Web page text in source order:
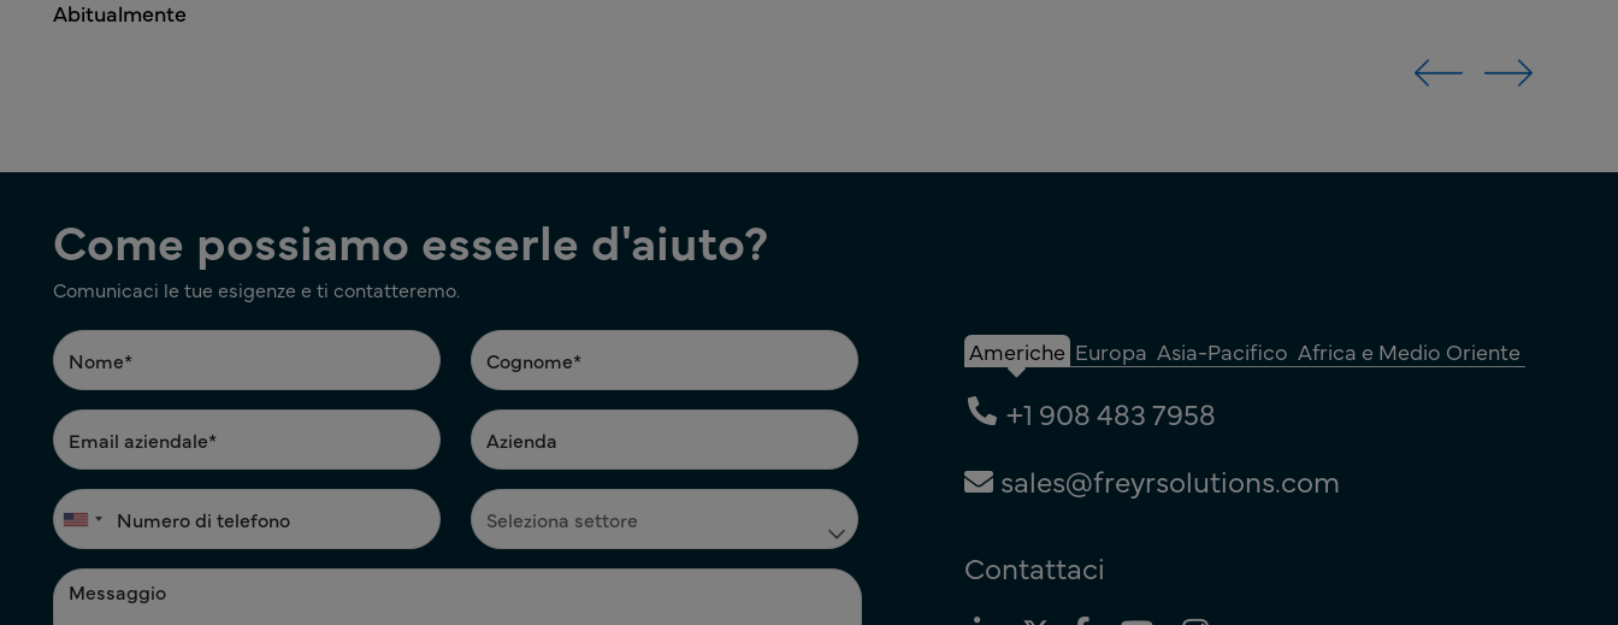
Come possiamo esserle d'aiuto?
Comunicaci le tue esigenze e ti contatteremo.
Americhe Europa Asia-Pacifico Africa e Medio Oriente
+1 908 483 7958
sales@freyrsolutions.com
Contattaci